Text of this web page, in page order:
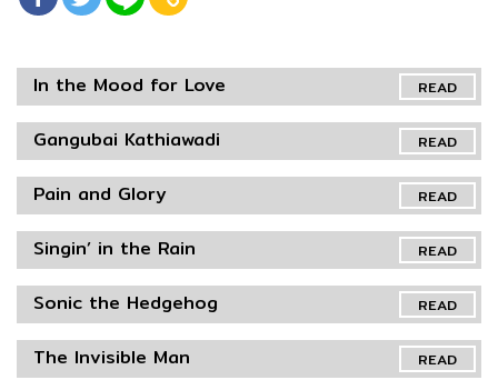
READ
In the Mood for Love
READ
Gangubai Kathiawadi
READ
Pain and Glory
READ
Singin’ in the Rain
READ
Sonic the Hedgehog
READ
The Invisible Man